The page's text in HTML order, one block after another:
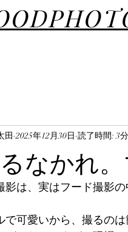
なかれ
田 2025年12月30日 読了時間: 3分
影は、実はフード撮影
で可愛いから、撮るのは